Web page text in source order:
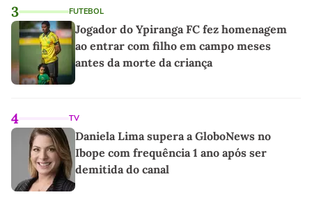
3 FUTEBOL
Jogador do Ypiranga FC fez homenagem
ao entrar com filho em campo meses
antes da morte da criança
4 TV
Daniela Lima supera a GloboNews no
Ibope com frequência 1 ano após ser
demitida do canal